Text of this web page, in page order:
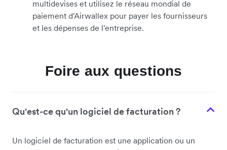
multidevises et utilisez le réseau mondial de
paiement d'Airwallex pour payer les fournisseurs
et les dépenses de l'entreprise.
Foire aux questions
Qu'est-ce qu'un logiciel de facturation ?
Un logiciel de facturation est une application ou un